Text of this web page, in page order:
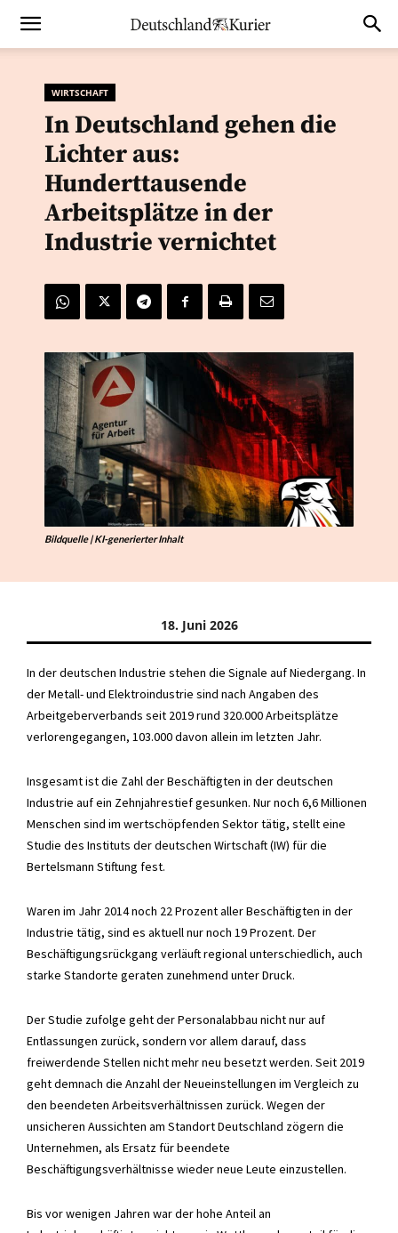
WIRTSCHAFT
In Deutschland gehen die
Lichter aus:
Hunderttausende
Arbeitsplätze in der
Industrie vernichtet
Bildquelle | KI-generierter Inhalt
18. Juni 2026
In der deutschen Industrie stehen die Signale auf Niedergang. In
der Metall- und Elektroindustrie sind nach Angaben des
Arbeitgeberverbands seit 2019 rund 320.000 Arbeitsplätze
verlorengegangen, 103.000 davon allein im letzten Jahr.
Insgesamt ist die Zahl der Beschäftigten in der deutschen
Industrie auf ein Zehnjahrestief gesunken. Nur noch 6,6 Millionen
Menschen sind im wertschöpfenden Sektor tätig, stellt eine
Studie des Instituts der deutschen Wirtschaft (IW) für die
Bertelsmann Stiftung fest.
Waren im Jahr 2014 noch 22 Prozent aller Beschäftigten in der
Industrie tätig, sind es aktuell nur noch 19 Prozent. Der
Beschäftigungsrückgang verläuft regional unterschiedlich, auch
starke Standorte geraten zunehmend unter Druck.
Der Studie zufolge geht der Personalabbau nicht nur auf
Entlassungen zurück, sondern vor allem darauf, dass
freiwerdende Stellen nicht mehr neu besetzt werden. Seit 2019
geht demnach die Anzahl der Neueinstellungen im Vergleich zu
den beendeten Arbeitsverhältnissen zurück. Wegen der
unsicheren Aussichten am Standort Deutschland zögern die
Unternehmen, als Ersatz für beendete
Beschäftigungsverhältnisse wieder neue Leute einzustellen.
Bis vor wenigen Jahren war der hohe Anteil an